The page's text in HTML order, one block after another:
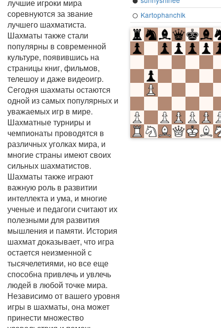
лучшие игроки мира
соревнуются за звание
лучшего шахматиста.
Шахматы также стали
популярны в современной
культуре, появившись на
страницы книг, фильмов,
телешоу и даже видеоигр.
Сегодня шахматы остаются
одной из самых популярных и
уважаемых игр в мире.
Шахматные турниры и
чемпионаты проводятся в
различных уголках мира, и
многие страны имеют своих
сильных шахматистов.
Шахматы также играют
важную роль в развитии
интеллекта и ума, и многие
ученые и педагоги считают их
полезными для развития
мышления и памяти. История
шахмат доказывает, что игра
остается неизменной с
тысячелетиями, но все еще
способна привлечь и увлечь
людей в любой точке мира.
Независимо от вашего уровня
игры в шахматы, она может
принести множество
Kartophanchik